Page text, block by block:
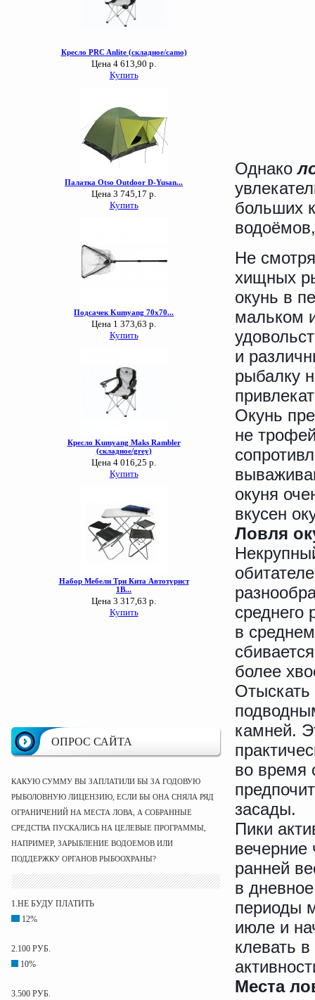
ОПРОС САЙТА
КАКУЮ СУММУ ВЫ ЗАПЛАТИЛИ БЫ ЗА ГОДОВУЮ
РЫБОЛОВНУЮ ЛИЦЕНЗИЮ, ЕСЛИ БЫ ОНА СНЯЛА РЯД
ОГРАНИЧЕНИЙ НА МЕСТА ЛОВА, А СОБРАННЫЕ
СРЕДСТВА ПУСКАЛИСЬ НА ЦЕЛЕВЫЕ ПРОГРАММЫ,
НАПРИМЕР, ЗАРЫБЛЕНИЕ ВОДОЕМОВ ИЛИ
ПОДДЕРЖКУ ОРГАНОВ РЫБООХРАНЫ?
1.НЕ БУДУ ПЛАТИТЬ
12%
2.100 РУБ.
10%
3.500 РУБ.
Однако
больших
Не
хищных
окунь в
мальком
и
рыбалку
Окунь
не
окуня
вкусен
Ловля
среднего
в
более
камней.
во время
засады.
Пики
вечерние
ранней
в
периоды
июле и
клевать
Места